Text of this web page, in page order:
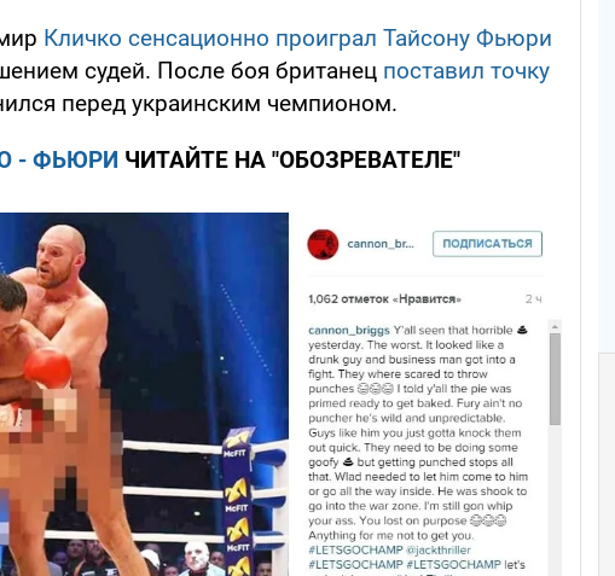
Кличко сенсационно проиграл Тайсону Фьюри
судей. После боя британец поставил точку
перед украинским чемпионом.
- ФЬЮРИ ЧИТАЙТЕ НА "ОБОЗРЕВАТЕЛЕ"